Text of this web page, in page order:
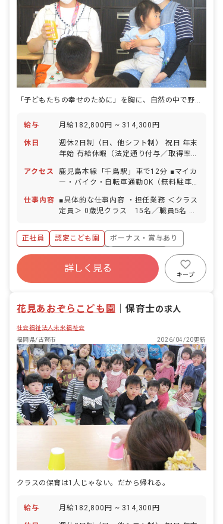
給与 月給182,800円 ~ 314,300円
休日
週休2日制（日、他シフト制） 祝日 年末
年始 有給休暇（法定通り付与／取得率
100％／復帰率80％） 介護休暇 ※年間
休日118日程度（有休は別途付与）
アクセス
鹿児島本線「千鳥駅」車で12分 ■マイカ
ー・バイク・自転車通勤OK（無料駐車
仕事内容
■具体的な仕事内容 ・担任業務 ＜クラス
定員＞ 0歳児クラス 15名／職員5名 1
ス 19名／職員4名 3歳児クラス（2号認
定） 19名 3歳児クラス（1号認定） 5
名 4歳児クラス（2号認定） 20名 4歳
児クラス（1号認定） 5名 5歳児クラス
（2号認定） 20名 5歳児クラス（1号認
定） 5名 ■保育理念 ”子どもたちの幸せ
様々な体験・経験を積み重ね、『心』と
保育（心の健康・身体の健康） ・基本的
生活習慣を身につける ・よく遊び、様々
なことを体験し、園生活を楽しむ
正社員 認定こども園
ボーナス・賞与あり
寮・住宅・家賃補助あり
社会保険完備
福利厚生充実
退職金制度
詳しく見る
キープ
花見あおぞらこども園 ｜保育士の求人
社会福祉法人未来福祉会
福岡県/古賀市
2026/04/20更新
クラスの保育は1人じゃない。だから帰れる。
給与 月給182,800円 ~ 314,300円